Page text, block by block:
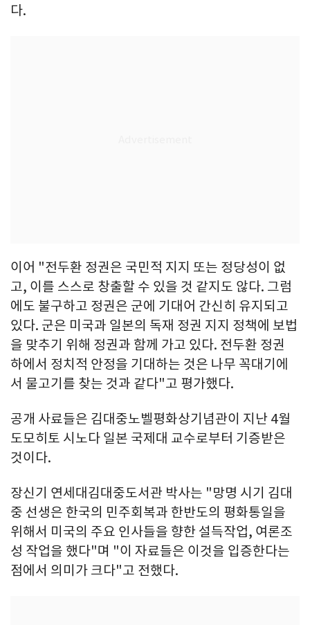
다.
이어 "전두환 정권은 국민적 지지 또는 정당성이 없
고, 이를 스스로 창출할 수 있을 것 같지도 않다. 그럼
에도 불구하고 정권은 군에 기대어 간신히 유지되고
있다. 군은 미국과 일본의 독재 정권 지지 정책에 보법
을 맞추기 위해 정권과 함께 가고 있다. 전두환 정권
하에서 정치적 안정을 기대하는 것은 나무 꼭대기에
서 물고기를 찾는 것과 같다"고 평가했다.
공개 사료들은 김대중노벨평화상기념관이 지난 4월
도모히토 시노다 일본 국제대 교수로부터 기증받은
것이다.
장신기 연세대김대중도서관 박사는 "망명 시기 김대
중 선생은 한국의 민주회복과 한반도의 평화통일을
위해서 미국의 주요 인사들을 향한 설득작업, 여론조
성 작업을 했다"며 "이 자료들은 이것을 입증한다는
점에서 의미가 크다"고 전했다.